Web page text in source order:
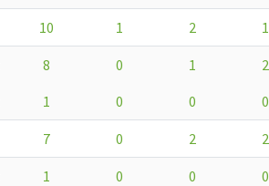
10 1 2 1
8 0 1 2
1 0 0 0
7 0 2 2
1 0 0 0